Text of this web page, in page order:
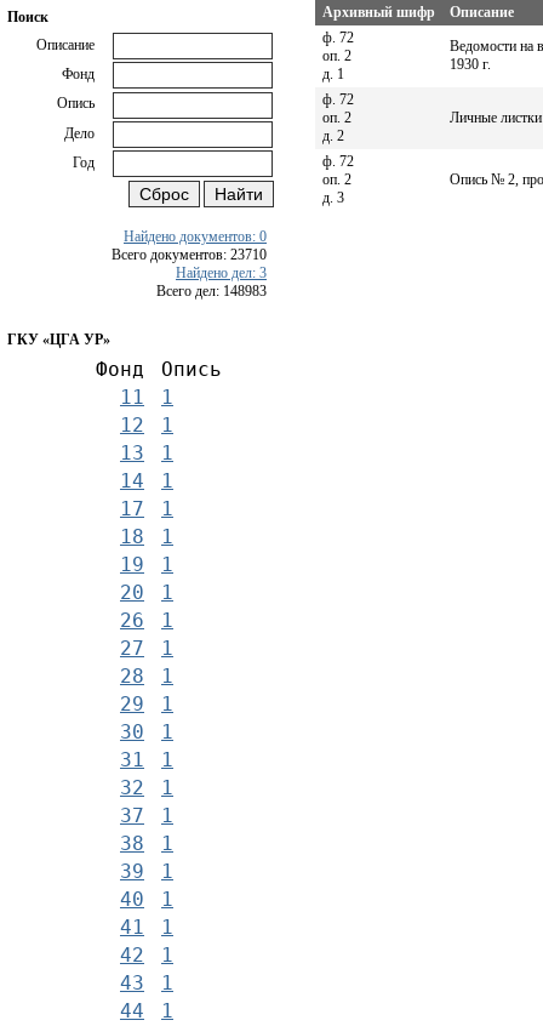
Поиск
Описание
Фонд
Опись
Дело
Год
Найдено документов: 0
Всего документов: 23710
Найдено дел: 3
Всего дел: 148983
ГКУ «ЦГА УР»
Фонд
Опись
11
1
12
1
13
1
14
1
17
1
18
1
19
1
20
1
26
1
27
1
28
1
29
1
30
1
31
1
32
1
37
1
38
1
39
1
40
1
41
1
42
1
43
1
44
1
Архивный шифр
Описание
ф. 72
оп. 2
д. 1
Ведомости на
1930 г.
ф. 72
оп. 2
д. 2
Личные
ф. 72
оп. 2
д. 3
Опись № 2,